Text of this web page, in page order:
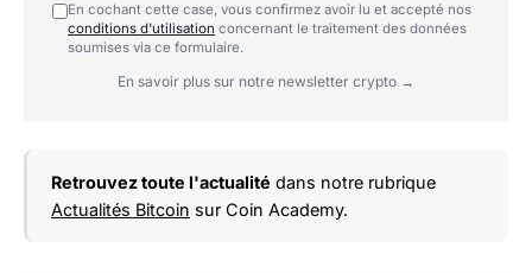
En cochant cette case, vous confirmez avoir lu et accepté nos
conditions d'utilisation concernant le traitement des données
soumises via ce formulaire.
En savoir plus sur notre newsletter crypto →
Retrouvez toute l'actualité dans notre rubrique
Actualités Bitcoin sur Coin Academy.